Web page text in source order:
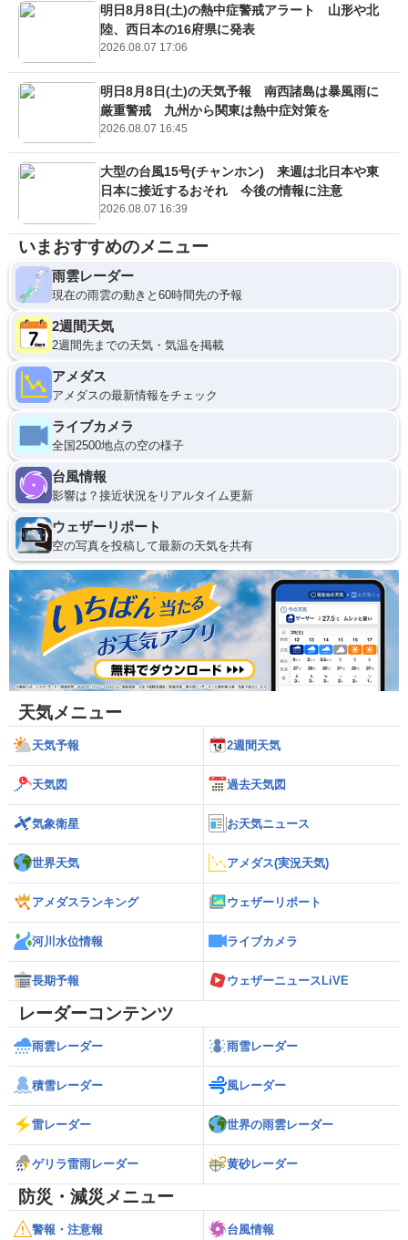
明日8月8日(土)の熱中症警戒アラート 山形や北
陸、西日本の16府県に発表
2026.08.07 17:06
明日8月8日(土)の天気予報 南西諸島は暴風雨に
厳重警戒 九州から関東は熱中症対策を
2026.08.07 16:45
大型の台風15号(チャンホン) 来週は北日本や東
日本に接近するおそれ 今後の情報に注意
2026.08.07 16:39
いまおすすめのメニュー
雨雲レーダー
現在の雨雲の動きと60時間先の予報
2週間天気
2週間先までの天気・気温を掲載
アメダス
アメダスの最新情報をチェック
ライブカメラ
全国2500地点の空の様子
台風情報
影響は？接近状況をリアルタイム更新
ウェザーリポート
空の写真を投稿して最新の天気を共有
天気メニュー
天気予報 2週間天気
天気図 過去天気図
気象衛星 お天気ニュース
世界天気 アメダス(実況天気)
アメダスランキング ウェザーリポート
河川水位情報 ライブカメラ
長期予報 ウェザーニュースLiVE
レーダーコンテンツ
雨雲レーダー 雨雪レーダー
積雪レーダー 風レーダー
雷レーダー 世界の雨雲レーダー
ゲリラ雷雨レーダー 黄砂レーダー
防災・減災メニュー
警報・注意報 台風情報